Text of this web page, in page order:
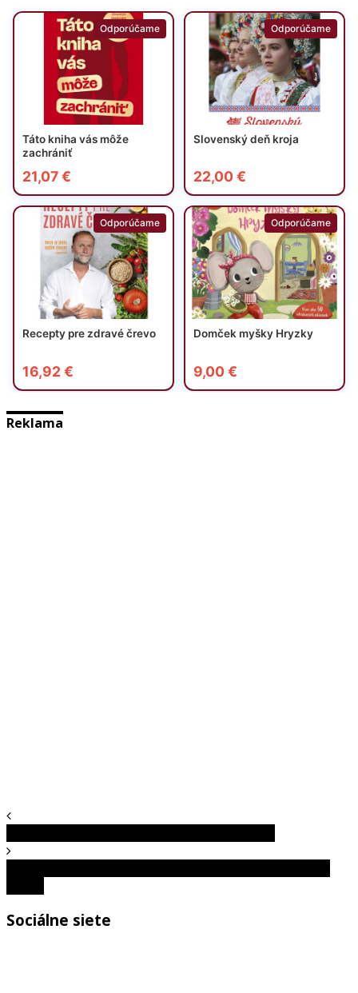
Reklama
Sociálne siete